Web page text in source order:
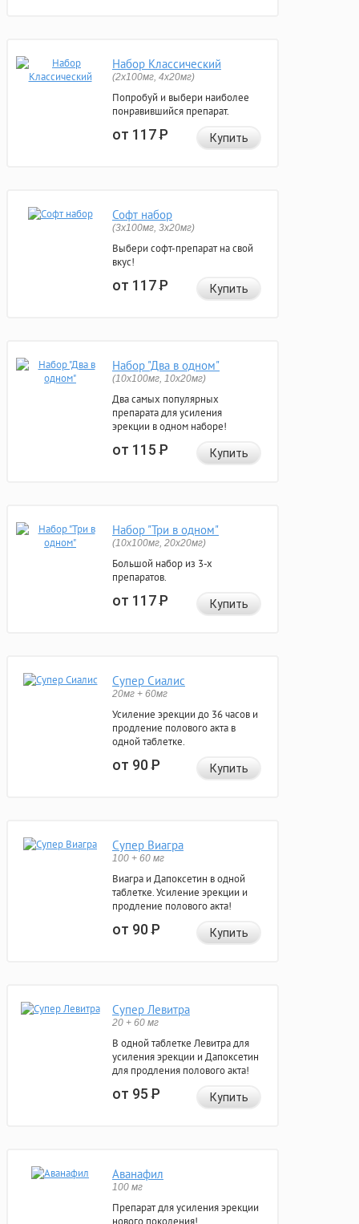
Набор Классический
(2x100мг, 4x20мг)
Попробуй и выбери наиболее
понравившийся препарат.
от 117Р Купить
Софт набор
(3x100мг, 3x20мг)
Выбери софт-препарат на свой
вкус!
от 117Р Купить
Набор "Два в одном"
(10x100мг, 10x20мг)
Два самых популярных
препарата для усиления
эрекции в одном наборе!
от 115Р Купить
Набор "Три в одном"
(10x100мг, 20x20мг)
Большой набор из 3-х
препаратов.
от 117Р Купить
Супер Сиалис
20мг + 60мг
Усиление эрекции до 36 часов и
продление полового акта в
одной таблетке.
от 90Р Купить
Супер Виагра
100 + 60 мг
Виагра и Дапоксетин в одной
таблетке. Усиление эрекции и
продление полового акта!
от 90Р Купить
Супер Левитра
20 + 60 мг
В одной таблетке Левитра для
усиления эрекции и Дапоксетин
для продления полового акта!
от 95Р Купить
Аванафил
100 мг
Препарат для усиления эрекции